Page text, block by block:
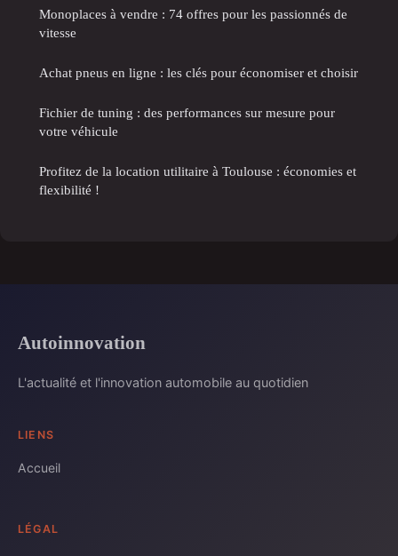
Monoplaces à vendre : 74 offres pour les passionnés de
vitesse
Achat pneus en ligne : les clés pour économiser et choisir
Fichier de tuning : des performances sur mesure pour
votre véhicule
Profitez de la location utilitaire à Toulouse : économies et
flexibilité !
Autoinnovation
L'actualité et l'innovation automobile au quotidien
LIENS
Accueil
LÉGAL